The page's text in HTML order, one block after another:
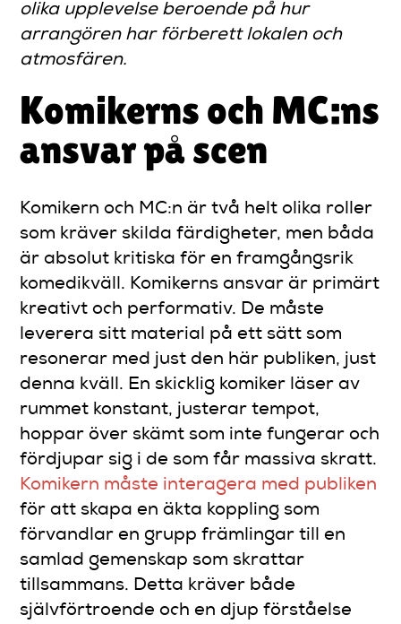
olika upplevelse beroende på hur
arrangören har förberett lokalen och
atmosfären.
Komikerns och MC:ns
ansvar på scen
Komikern och MC:n är två helt olika roller
som kräver skilda färdigheter, men båda
är absolut kritiska för en framgångsrik
komedikväll. Komikerns ansvar är primärt
kreativt och performativ. De måste
leverera sitt material på ett sätt som
resonerar med just den här publiken, just
denna kväll. En skicklig komiker läser av
rummet konstant, justerar tempot,
hoppar över skämt som inte fungerar och
fördjupar sig i de som får massiva skratt.
Komikern måste interagera med publiken
för att skapa en äkta koppling som
förvandlar en grupp främlingar till en
samlad gemenskap som skrattar
tillsammans. Detta kräver både
självförtroende och en djup förståelse